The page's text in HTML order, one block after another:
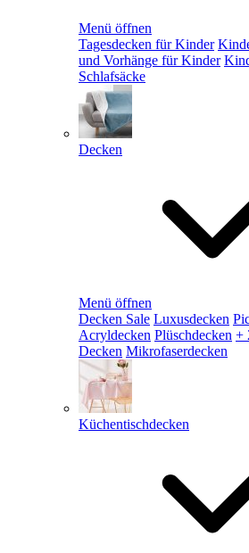
Menü öffnen
Tagesdecken für Kinder
und Vorhänge für Kinder
Schlafsäcke
Decken
Menü öffnen
Decken Sale Luxusdecken
Acryldecken Plüschdecken +
Decken Mikrofaserdecken
Küchentischdecken